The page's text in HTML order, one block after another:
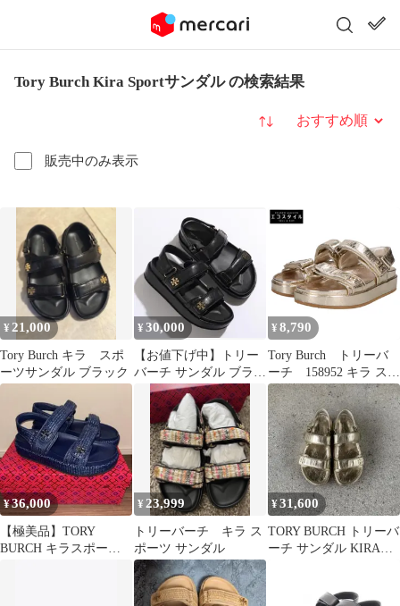
Tory Burch Kira Sportサンダル の検索結果
販売中のみ表示
並び替え
¥ 21,000
Tory Burch キラ スポ
ーツサンダル ブラック
¥30,000
【お値下げ中】トリー
バーチ サンダル ブラッ
¥ 8,790
Tory Burch トリーバ
ーチ 158952 キラ スポ
ーツ サンダル 7 1/2
¥36,000
【極美品】TORY
BURCH キラスポーツ
¥ 23,999
トリーバーチ キラ ス
ポーツ サンダル
¥31,600
TORY BURCH トリーバ
ーチ サンダル KIRA